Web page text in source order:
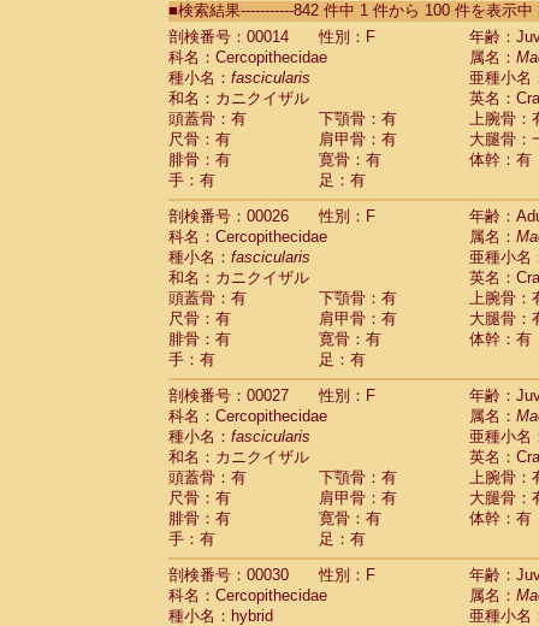
CebidaeSaguinus labiatus(0)
Cebidae Saguinus leucopus (2)
CebidaeSaguinus midas
CebidaeSaguinus mystax
CebidaeSaguinus nigricollis (22)
Cebidae Saguinus oedipus
Cebidae Saguinus weddelli
Cebidae Saguinusspp.
Cebidae Aotus trivirgatus
Cebidae Cebus albifrons
CebidaeCebus apella
CebidaeCebus capucinus
CebidaeCebus nigrivittatus
Cebidae Cebusspp.(0)
Cebidae Saimiri boliviensis
Cebidae Saimiri sciureus
Atelidae Alouatta caraya
AtelidaeAlouatta fusca
Atelidae Alouatta seniculus
AtelidaeAlouatta
AtelidaeAteles belzebuth
Atelidae Ateles geoffroyi
Atelidae Ateles paniscus
Atelidae Atelesspp.
Atelidae Lagothrix lagothricha
AtelidaeLagothrix lagothricha cana(0)
Pitheciidae
Cacajao calvus
PitheciidaeCallicebus cupreus(2)
Pitheciidae Callicebus donacophilus
■検索結果-----------842 件中 1 件から 100 件を表示
剖検番号：00014
性別：F
年齢：
科名：Cercopithecidae
属名：
種小名： fascicularis
亜種小名
和名：カニクイザル
英名：
頭蓋骨：有
下顎骨：有
上腕骨：
尺骨：有
肩甲骨：有
大腿骨：
腓骨：有
寛骨：有
体幹：有
手：有
足：有
剖検番号：00026
性別：F
年齢：
科名：Cercopithecidae
属名：
種小名： fascicularis
亜種小名
和名：カニクイザル
英名：
頭蓋骨：有
下顎骨：有
上腕骨：
尺骨：有
肩甲骨：有
大腿骨：
腓骨：有
寛骨：有
体幹：有
手：有
足：有
剖検番号：00027
性別：F
年齢：
科名：Cercopithecidae
属名：
種小名： fascicularis
亜種小名
和名：カニクイザル
英名：
頭蓋骨：有
下顎骨：有
上腕骨：
尺骨：有
肩甲骨：有
大腿骨：
腓骨：有
寛骨：有
体幹：有
手：有
足：有
剖検番号：00030
性別：F
年齢：
科名：Cercopithecidae
属名：
種小名：hybrid
亜種小名